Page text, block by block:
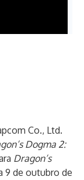
Co., Ltd.
Dogma 2:
Dragon’s
9 de outubro de